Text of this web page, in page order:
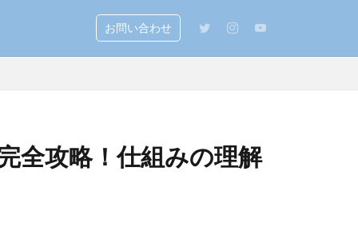
お問い合わせ
全攻略！仕組みの理解